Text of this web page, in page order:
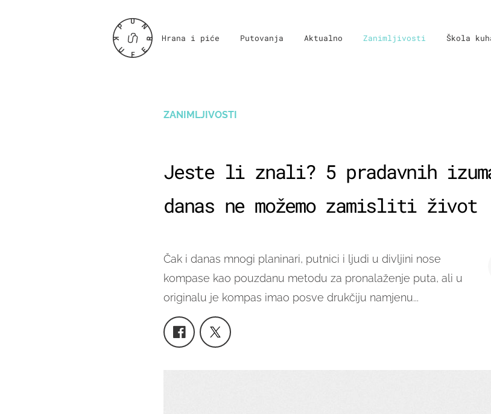
Hrana i piće Putovanja Aktualno Zanimljivosti Škola
ZANIMLJIVOSTI
Jeste li znali? 5 pradavnih
danas ne možemo zamisliti život
Čak i danas mnogi planinari, putnici i ljudi u divljini nose
kompase kao pouzdanu metodu za pronalaženje puta, ali u
originalu je kompas imao posve drukčiju namjenu...